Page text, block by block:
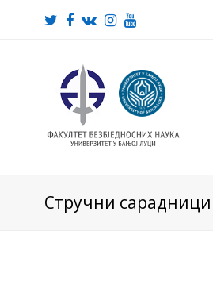
Twitter
Facebook
VKInstagram
Youtube
Стручни сарадници